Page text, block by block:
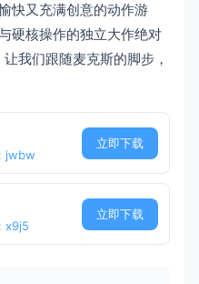
快又充满创意的动作游
硬核操作的独立大作绝对
我们跟随麦克斯的脚步，
jwbw
立即下载
x9j5
立即下载